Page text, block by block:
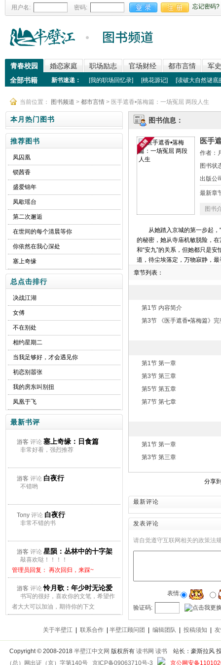
用户名: 密码: 忘记密码?
青春校园 婚恋家庭 职场励志 官场财经 都市言情
军
全部书籍
新书速递： [我的职场回忆录] [桃花源记] [读破大自然谜底
当前位置： 图书频道 > 都市言情 > 医手遮香•落梅篇：一场冤屈 两段人生
本月热门图书
推荐图书
凤囚凰
锁茜香
盛爱锦年
凤歇瑶台
第二次邂逅
在世间的每个清晨等你
你依然在我心深处
塞上奇缘
总点击排行
决战江湖
女傅
不在别处
相约星期二
当我足够好，才会遇见你
初恋别嚣张
我的房东叫别扭
凤凰于飞
最新书评
游客 评论 塞上奇缘：日食篇
非常好看，强烈推荐
游客 评论 白夜行
不错哟
Tony 评论 白夜行
非常不错的书
游客 评论 星陨：丛林中的十字架
敲喜欢哒！！！！
管理员回复： 再次回归，来踩~
游客 评论怜月歌：年少时无论爱
上谁都会痛
书写的很好，喜欢你的文笔，希望作
者大大可以加油，期待你的下文
管理员回复： 再次回归，来踩~
图书信息：
医手
作者：
图书状
出版公
最新章
图书
从她踏入京城的第一步起
的秘密，她从寺庙机敏脱险，
和“安九”的关系，但她都只是
道，待尘埃落定，万物寂静，
章节列表：
第1节 内容简介
第3节 《医手遮香•落梅篇》
第1节 第一章
第3节 第三章
第5节 第五章
第7节 第七章
第1节 第一章
第3节 第三章
分享
最新评论
发表评论
请自觉遵守互联网相关的政策法
表情:
验证码:
关于半壁江 联系合作 半壁江顾问团 编辑团队 投稿须知
Copyright©2008-2018 半壁江中文网 版权所有 读书网 读书
站长：豪斯拉风
（总）网出证（京）字第140号 京ICP备09063710号-3 京公网安备